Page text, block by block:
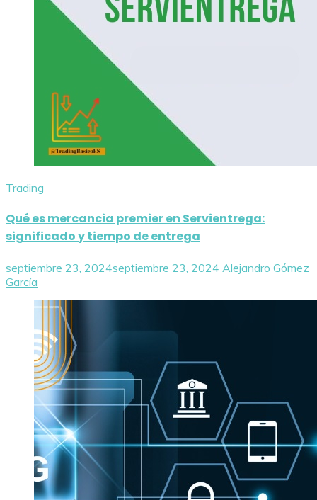
Trading
Qué es mercancia premier en Servientrega:
significado y tiempo de entrega
septiembre 23, 2024septiembre 23, 2024 Alejandro Gómez
García